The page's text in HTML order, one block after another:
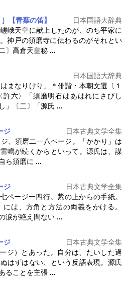
【青葉の笛】
日本国語大辞典
峨天皇に献上したのが、のち平家に
神戸の須磨寺に伝わるのがそれとい
〕高倉天皇秘 ...
日本国語大辞典
まなりけり」＊俳諧・本朝文選〔１
許六〉「須磨明石はあはれにさびし
」〔二〕「源氏 ...
ジ
日本古典文学全集
、 須磨二一八ページ。「かかり」は
鳴が続くからといって。源氏は、謀
ら須磨に ...
ジ
日本古典文学全集
ページ一四行。紫の上からの手紙。
は、方角と方法の両義をかける。
涙が絶え間ない ...
ジ
日本古典文学全集
ジ）とあった。自分は、たいした過
はずはない、という反語表現。源氏
ることを主張 ...